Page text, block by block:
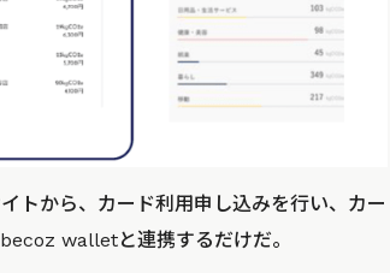
トから、カード利用申し込みを行い、カー
walletと連携するだけだ。